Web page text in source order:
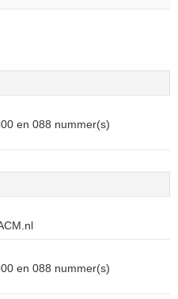
en 088 nummer(s)
en 088 nummer(s)